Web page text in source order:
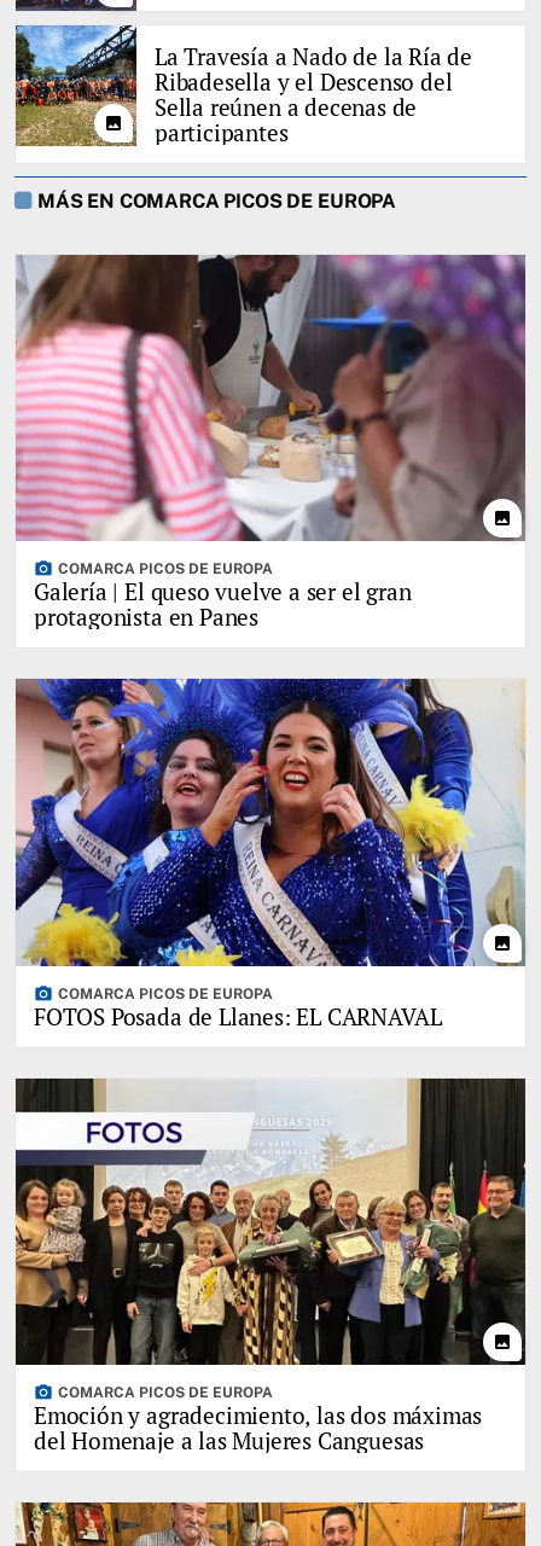
photo
La Travesía a Nado de la Ría de
Ribadesella y el Descenso del
Sella reúnen a decenas de
participantes
MÁS EN COMARCA PICOS DE EUROPA
photo
photo_camera COMARCA PICOS DE EUROPA
Galería | El queso vuelve a ser el gran
protagonista en Panes
photo
photo_camera COMARCA PICOS DE EUROPA
FOTOS Posada de Llanes: EL CARNAVAL
photo
photo_camera COMARCA PICOS DE EUROPA
Emoción y agradecimiento, las dos máximas
del Homenaje a las Mujeres Canguesas